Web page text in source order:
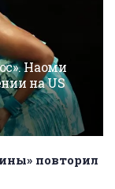
Наоми
на US
повторил